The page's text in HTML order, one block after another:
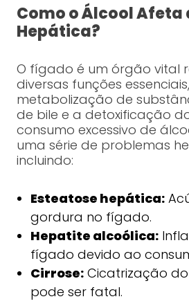
Como o Álcool Afeta
Hepática?
O fígado é um órgão vital
diversas funções
metabolização de
de bile e a detoxificação
consumo excessivo de
uma série de problemas
incluindo:
Esteatose hepática:
gordura no fígado.
Hepatite alcoólica:
fígado devido ao
Cirrose:Cicatrização
pode ser fatal.